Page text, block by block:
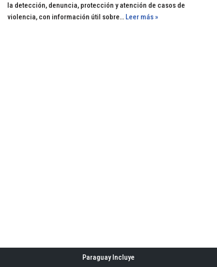
la detección, denuncia, protección y atención de casos de
violencia, con información útil sobre… Leer más »
Paraguay Incluye